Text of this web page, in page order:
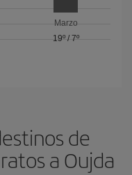
Marzo
19º/ 7º
de
a Oujda